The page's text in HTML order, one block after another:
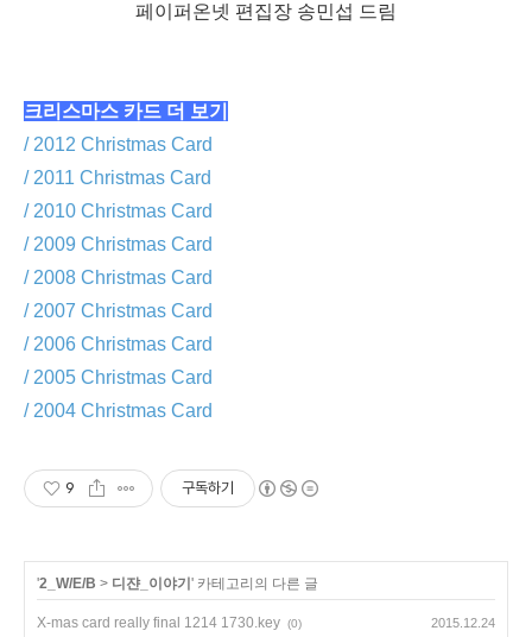
페이퍼온넷 편집장 송민섭 드림
크리스마스 카드 더 보기
/ 2012 Christmas Card
/ 2011 Christmas Card
/ 2010 Christmas Card
/ 2009 Christmas Card
/ 2008 Christmas Card
/ 2007 Christmas Card
/ 2006 Christmas Card
/ 2005 Christmas Card
/ 2004 Christmas Card
9 구독하기
'2_W/E/B > 디쟌_이야기 ' 카테고리의 다른 글
X-mas card really final 1214 1730.key (0) 2015.12.24